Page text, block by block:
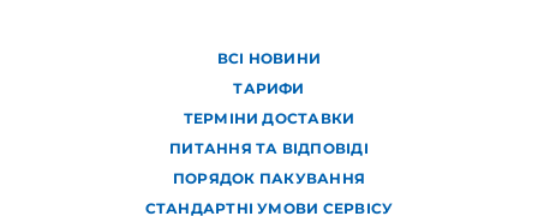
ВСІ НОВИНИ
ТАРИФИ
ТЕРМІНИ ДОСТАВКИ
ПИТАННЯ ТА ВІДПОВІДІ
ПОРЯДОК ПАКУВАННЯ
СТАНДАРТНІ УМОВИ СЕРВІСУ